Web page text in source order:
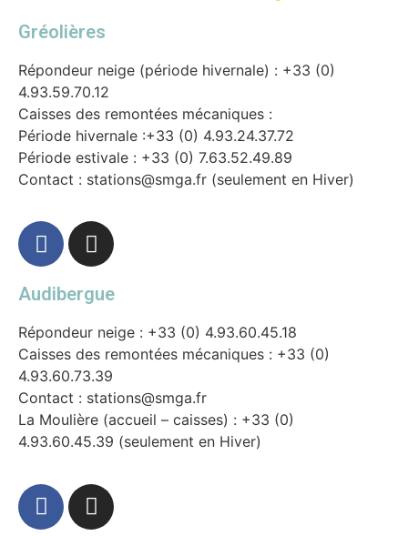
Gréolières
Répondeur neige (période hivernale) : +33 (0)
4.93.59.70.12
Caisses des remontées mécaniques :
Période hivernale :+33 (0) 4.93.24.37.72
Période estivale : +33 (0) 7.63.52.49.89
Contact : stations@smga.fr (seulement en Hiver)
Audibergue
Répondeur neige : +33 (0) 4.93.60.45.18
Caisses des remontées mécaniques : +33 (0)
4.93.60.73.39
Contact : stations@smga.fr
La Moulière (accueil – caisses) : +33 (0)
4.93.60.45.39 (seulement en Hiver)